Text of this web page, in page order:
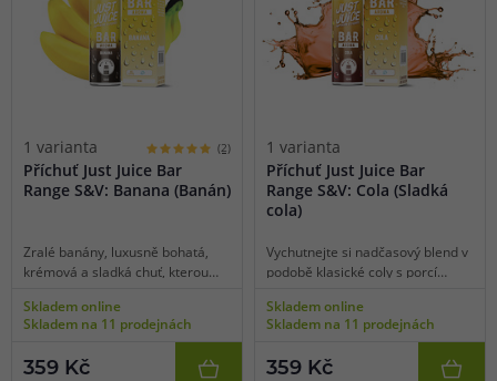
1 varianta (2)
Příchuť Just Juice Bar
Range S&V: Banana (Banán)
Zralé banány, luxusně bohatá,
krémová a sladká chuť, kterou
dokonale povzbuzujícím kouskem
s ledovým dovětkem.
Skladem online
Skladem na 11 prodejnách
359 Kč
1 varianta
Příchuť Just Juice Bar
Range S&V: Cola (Sladká
cola)
Vychutnejte si nadčasový blend v
podobě klasické coly s porcí
požitek.
Skladem online
Skladem na 11 prodejnách
359 Kč